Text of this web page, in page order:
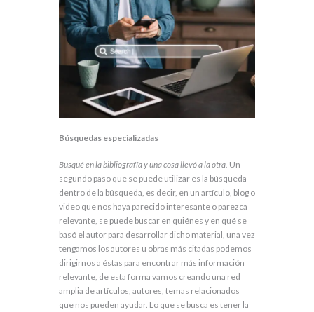
Búsquedas especializadas
Busqué en la bibliografía y una cosa llevó a la otra. Un
segundo paso que se puede utilizar es la búsqueda
dentro de la búsqueda, es decir, en un artículo, blog o
video que nos haya parecido interesante o parezca
relevante, se puede buscar en quiénes y en qué se
basó el autor para desarrollar dicho material, una vez
tengamos los autores u obras más citadas podemos
dirigirnos a éstas para encontrar más información
relevante, de esta forma vamos creando una red
amplia de artículos, autores, temas relacionados
que nos pueden ayudar. Lo que se busca es tener la